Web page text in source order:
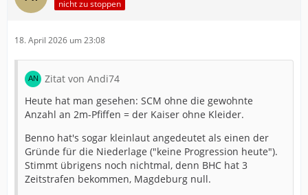
nicht zu stoppen
18. April 2026 um 23:08
Zitat von Andi74
Heute hat man gesehen: SCM ohne die gewohnte
Anzahl an 2m-Pfiffen = der Kaiser ohne Kleider.
Benno hat's sogar kleinlaut angedeutet als einen der
Gründe für die Niederlage ("keine Progression heute").
Stimmt übrigens noch nichtmal, denn BHC hat 3
Zeitstrafen bekommen, Magdeburg null.